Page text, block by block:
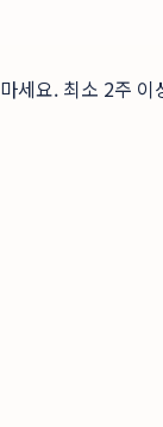
세요. 최소 2주